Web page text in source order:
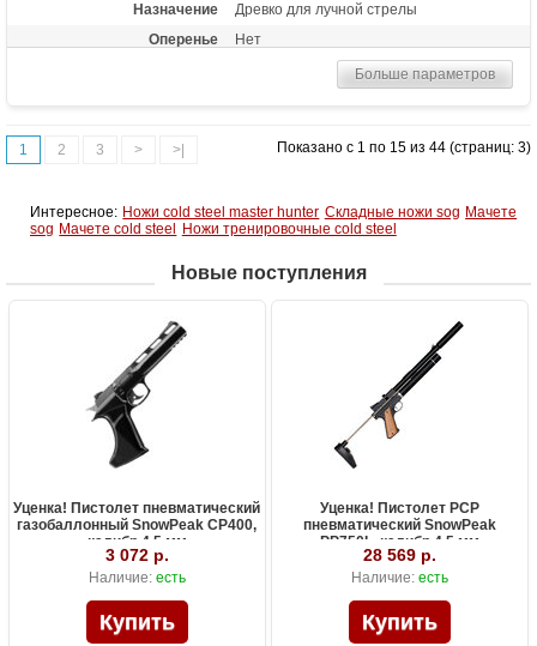
Назначение
Древко для лучной стрелы
Оперенье
Нет
Больше параметров
1 2 3 > >| Показано с 1 по 15 из 44 (страниц: 3)
Интересное: Ножи cold steel master hunter Складные ножи sog Мачете
sog Мачете cold steel Ножи тренировочные cold steel
Новые поступления
Уценка! Пистолет пневматический
газобаллонный SnowPeak CP400,
калибр 4.5 мм
3 072 р.
Наличие: есть
Уценка! Пистолет PCP
пневматический SnowPeak
PP750L, калибр 4.5 мм
28 569 р.
Наличие: есть